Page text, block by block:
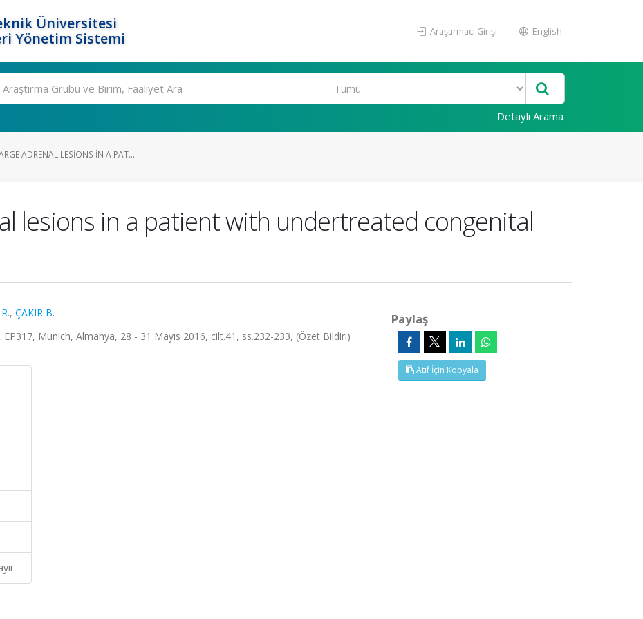
Üniversitesi
Yönetim Sistemi
Araştırmacı Girişi English
Detaylı Arama
ADRENAL LESIONS IN A PAT...
lesions in a patient with undertreated congenital
, ÇAKIR B.
Munich, Almanya, 28 - 31 Mayıs 2016, cilt.41, ss.232-233, (Özet Bildiri)
Paylaş
Atıf İçin Kopyala